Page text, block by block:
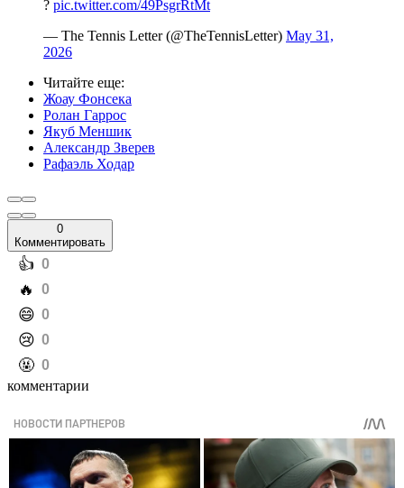
? pic.twitter.com/49PsgrRtMt
— The Tennis Letter (@TheTennisLetter) May 31,
2026
Читайте еще:
Жоау Фонсека
Ролан Гаррос
Якуб Меншик
Александр Зверев
Рафаэль Ходар
0
Комментировать
️👍 0
️🔥 0
️😄 0
️😢 0
️🤬 0
комментарии